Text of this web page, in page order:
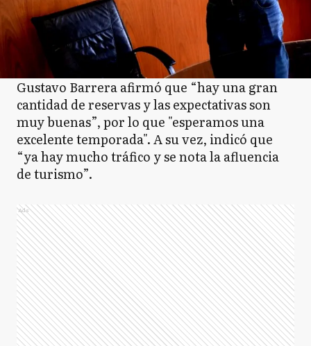
Gustavo Barrera afirmó que “hay una gran
cantidad de reservas y las expectativas son
muy buenas”, por lo que "esperamos una
excelente temporada". A su vez, indicó que
“ya hay mucho tráfico y se nota la afluencia
de turismo”.
Ads